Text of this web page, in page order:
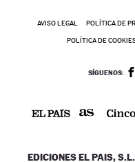
AVISO LEGAL POLÍTICA DE
POLÍTICA DE
SÍGUENOS:
EDICIONES EL PAIS,